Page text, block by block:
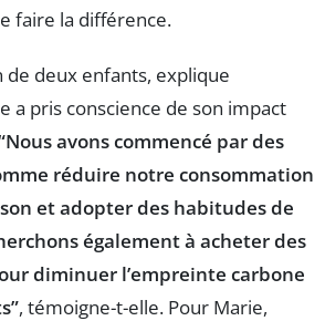
faire la différence.
de deux enfants, explique
a pris conscience de son impact
avons commencé par des
réduire notre consommation
et adopter des habitudes de
également à acheter des
diminuer l’empreinte carbone
, témoigne-t-elle. Pour Marie,